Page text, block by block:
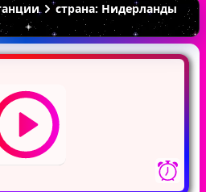
страна: Нидерланды